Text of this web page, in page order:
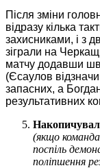
Після зміни
відразу кілька
захисниками, і з
зіграли на
матчу додавши
(Єсаулов
запасних, а
результативних
(якщо
поспіль
поліпшення